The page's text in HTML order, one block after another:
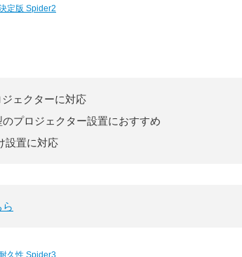
ェクターに対応
プロジェクター設置におすすめ
設置に対応